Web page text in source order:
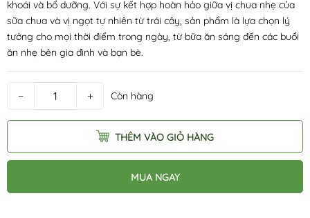
khoái và bổ dưỡng. Với sự kết hợp hoàn hảo giữa vị chua nhẹ của
sữa chua và vị ngọt tự nhiên từ trái cây, sản phẩm là lựa chọn lý
tưởng cho mọi thời điểm trong ngày, từ bữa ăn sáng đến các buổi
ăn nhẹ bên gia đình và bạn bè.
− + Còn hàng
THÊM VÀO GIỎ HÀNG
MUA NGAY